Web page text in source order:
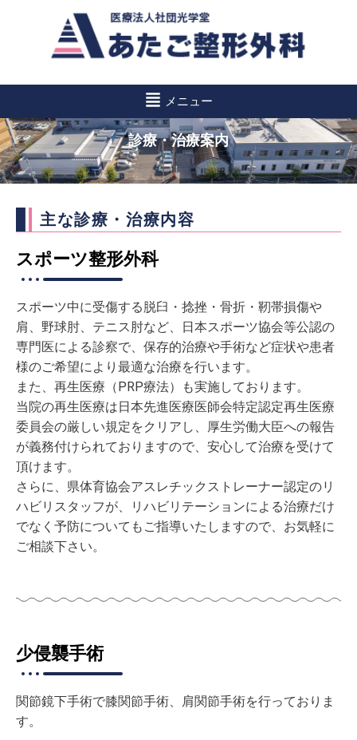
ツ
へ
ス
キ
メニュー
診療・治療案内
主な診療・治療内容
スポーツ整形外科
スポーツ中に受傷する脱臼・捻挫・骨折・靭帯損傷や
肩、野球肘、テニス肘など、日本スポーツ協会等公認の
専門医による診察で、保存的治療や手術など症状や患者
様のご希望により最適な治療を行います。
また、再生医療（PRP療法）も実施しております。
当院の再生医療は日本先進医療医師会特定認定再生医療
委員会の厳しい規定をクリアし、厚生労働大臣への報告
が義務付けられておりますので、安心して治療を受けて
頂けます。
さらに、県体育協会アスレチックストレーナー認定のリ
ハビリスタッフが、リハビリテーションによる治療だけ
でなく予防についてもご指導いたしますので、お気軽に
ご相談下さい。
少侵襲手術
関節鏡下手術で膝関節手術、肩関節手術を行っておりま
す。